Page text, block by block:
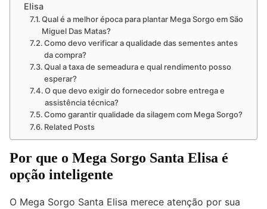
Elisa
Qual é a melhor época para plantar Mega Sorgo em São
Miguel Das Matas?
Como devo verificar a qualidade das sementes antes
da compra?
Qual a taxa de semeadura e qual rendimento posso
esperar?
O que devo exigir do fornecedor sobre entrega e
assistência técnica?
Como garantir qualidade da silagem com Mega Sorgo?
Related Posts
Por que o Mega Sorgo Santa Elisa é
opção inteligente
O Mega Sorgo Santa Elisa merece atenção por sua